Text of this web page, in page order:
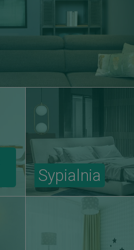
Sypialnia